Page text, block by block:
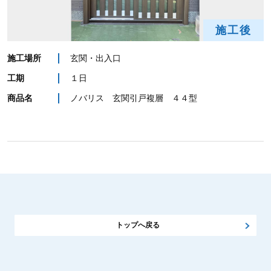
施工後
施工場所 玄関・出入口
工期 １日
商品名 ノバリス 玄関引戸複層 ４４型
トップへ戻る